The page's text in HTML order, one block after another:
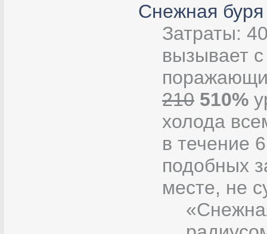
Снежная буря
Затраты:
вызывает
210 510%
холода
в течение
подобных
месте, не